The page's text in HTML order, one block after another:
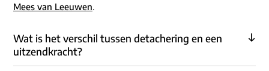
Mees van Leeuwen.
Wat is het verschil tussen detachering en een
uitzendkracht?